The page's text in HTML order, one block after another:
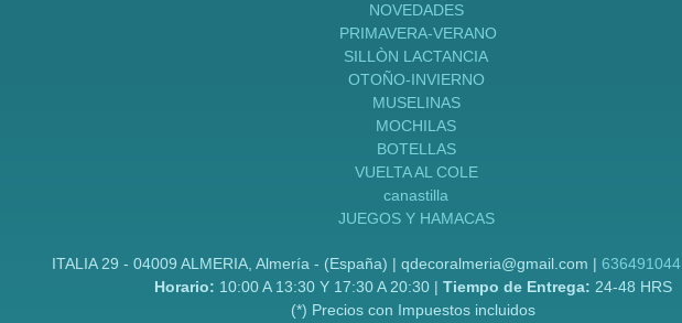
NOVEDADES
PRIMAVERA-VERANO
SILLÒN LACTANCIA
OTOÑO-INVIERNO
MUSELINAS
MOCHILAS
BOTELLAS
VUELTA AL COLE
canastilla
JUEGOS Y HAMACAS
ITALIA 29 - 04009 ALMERIA, Almería - (España) | qdecoralmeria@gmail.com |636491044
Horario: 10:00 A 13:30 Y 17:30 A 20:30 | Tiempo de Entrega: 24-48 HRS
(*) Precios con Impuestos incluidos